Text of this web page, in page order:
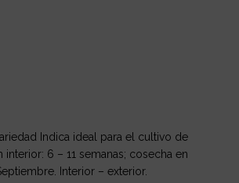
Indica ideal para el cultivo de
interior: 6 – 11 semanas; cosecha en
Interior – exterior.